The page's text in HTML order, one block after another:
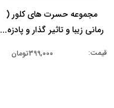
مجموعه حسرت های کلور (
رمانی زیبا و تاثیر گذار و پادزه...
قیمت: 399,000تومان